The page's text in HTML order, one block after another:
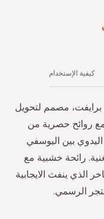
مصمم لتحويل
روائح حصرية من
بين اليوسفي
رائحة خشبية مع
الذي ينفث الايجابية
الرسمي.
كيفية الإستخدام